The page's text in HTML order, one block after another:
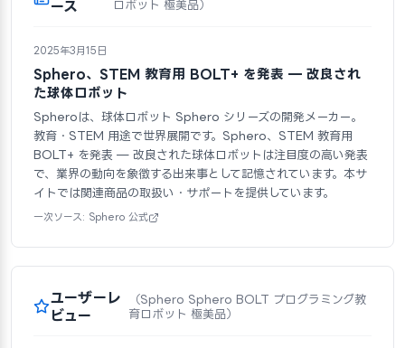
ース ロボット 極美品）
2025年3月15日
Sphero、STEM 教育用 BOLT+ を発表 — 改良され
た球体ロボット
Spheroは、球体ロボット Sphero シリーズの開発メーカー。
教育・STEM 用途で世界展開です。Sphero、STEM 教育用
BOLT+ を発表 — 改良された球体ロボットは注目度の高い発表
で、業界の動向を象徴する出来事として記憶されています。本サ
イトでは関連商品の取扱い・サポートを提供しています。
一次ソース: Sphero 公式
ユーザーレ
ビュー
（Sphero Sphero BOLT プログラミング教
育ロボット 極美品）